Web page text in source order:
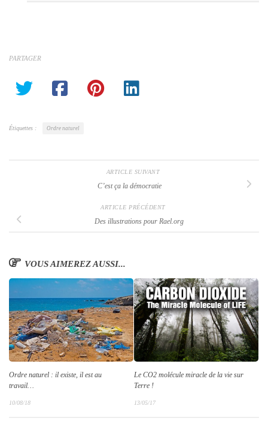
PARTAGER
Étiquettes : Ordre naturel
ARTICLE SUIVANT
C’est ça la démocratie
ARTICLE PRÉCÉDENT
Des illustrations pour Rael.org
VOUS AIMEREZ AUSSI...
Ordre naturel : il existe, il est au
travail…
10/08/18
Le CO2 molécule miracle de la vie sur
Terre !
13/05/17